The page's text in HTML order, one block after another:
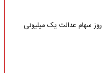
سهام عدالت یک میلیونی